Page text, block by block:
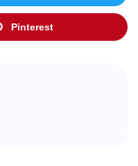
Pinterest